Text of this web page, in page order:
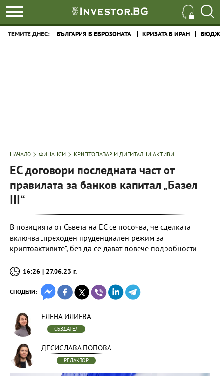
ТЕМИТЕ ДНЕС: БЪЛГАРИЯ В ЕВРОЗОНАТА КРИЗАТА В ИРАН
НАЧАЛО ФИНАНСИ КРИПТОПАЗАР И ДИГИТАЛНИ АКТИВИ
ЕС договори последната част от
правилата за банков капитал „Базел
III“
В позицията от Съвета на ЕС се посочва, че сделката
включва „преходен пруденциален режим за
криптоактивите“, без да се дават повече подробности
16:26 | 27.06.23 г.
СПОДЕЛИ:
ЕЛЕНА ИЛИЕВА
СЪЗДАТЕЛ
ДЕСИСЛАВА ПОПОВА
РЕДАКТОР